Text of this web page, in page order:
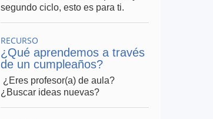
segundo ciclo, esto es para ti.
RECURSO
¿Qué aprendemos a través
de un cumpleaños?
¿Eres profesor(a) de aula?
¿Buscar ideas nuevas?